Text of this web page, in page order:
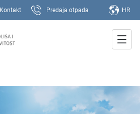
Kontakt Predaja otpada HR